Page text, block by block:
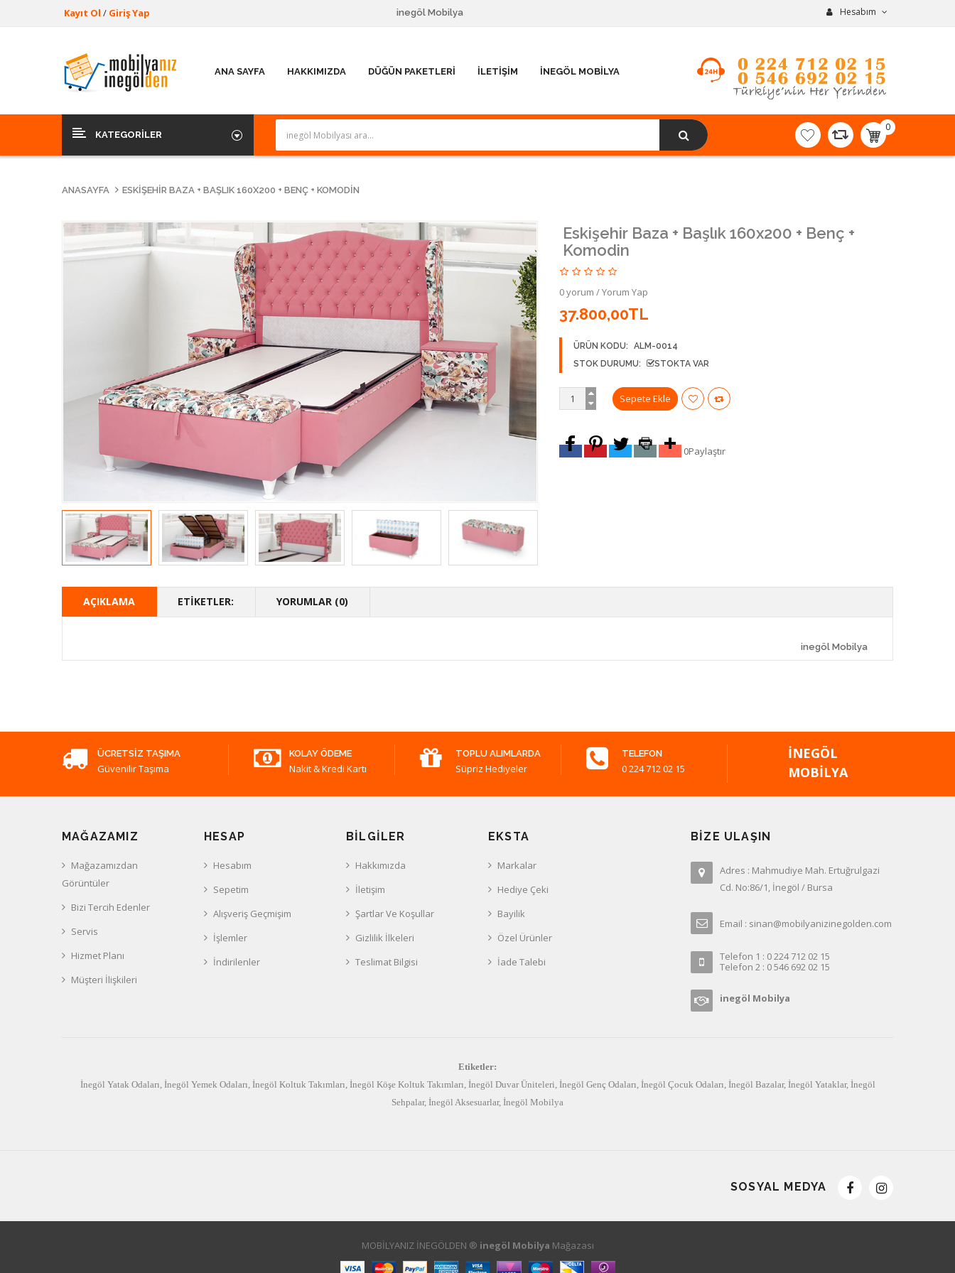
inegöl Mobilya
Kayıt Ol / Giriş Yap Hesabım
ANA SAYFA HAKKIMIZDA DÜĞÜN PAKETLERI İLETIŞIM İNEGÖL MOBILYA
KATEGORILER
0
item(s)
-
ANASAYFA ESKIŞEHIR BAZA + BAŞLIK 160X200 + BENÇ + KOMODIN
Eskişehir Baza + Başlık 160x200 + Benç +
Komodin
0 yorum /Yorum Yap
37.800,00TL
ÜRÜN KODU:
ALM-0014
STOK DURUMU:
STOKTA VAR
0Paylaştır
AÇIKLAMA ETIKETLER: YORUMLAR (0)
inegöl Mobilya
ÜCRETSIZ TAŞIMA
Güvenilir Taşıma
KOLAY ÖDEME
Nakit & Kredi Kartı
TOPLU ALIMLARDA
Süpriz Hediyeler
TELEFON
0 224 712 02 15
İNEGÖL
MOBILYA
MAĞAZAMIZ
Mağazamızdan
Görüntüler
Bizi Tercih Edenler
Servis
Hizmet Planı
Müşteri İlişkileri
HESAP
Hesabım
Sepetim
Alışveriş Geçmişim
İşlemler
İndirilenler
BILGILER
Hakkımızda
İletişim
Şartlar Ve Koşullar
Gizlilik İlkeleri
Teslimat Bilgisi
EKSTA
Markalar
Hediye Çeki
Bayilik
Özel Ürünler
İade Talebi
BIZE ULAŞIN
Adres : Mahmudiye Mah. Ertuğrulgazi
Cd. No:86/1, İnegöl / Bursa
Email : sinan@mobilyanizinegolden.com
Telefon 1 : 0 224 712 02 15
Telefon 2 : 0 546 692 02 15
inegöl Mobilya
Etiketler:
İnegöl Yatak Odaları İnegöl Yemek Odaları İnegöl Koltuk Takımları İnegöl Köşe Koltuk Takımları İnegöl Duvar Üniteleri İnegöl Genç Odaları İnegöl Çocuk Odaları İnegöl Bazalar, İnegöl Yataklar, İnegöl
Sehpalar, İnegöl Aksesuarlar, İnegöl Mobilya
SOSYAL MEDYA
MOBİLYANIZ İNEGÖLDEN ® inegöl Mobilya Mağazası